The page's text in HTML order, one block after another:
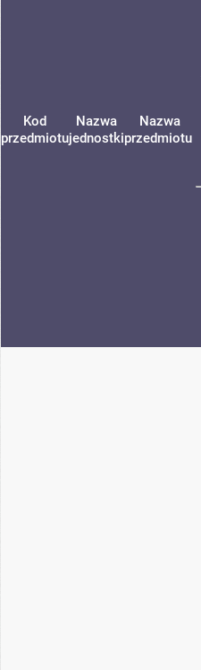
Kod
przedmiotu
Nazwa
jednostki
Nazwa
przedmiotu